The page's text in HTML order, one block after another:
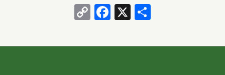
Copy
Link
Facebook
X